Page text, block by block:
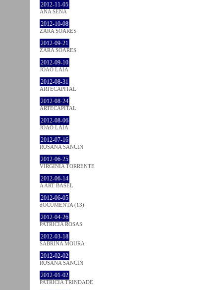
2012-11-05
ANA SENA
2012-10-08
ZARA SOARES
2012-09-21
ZARA SOARES
2012-09-10
JOÃO LAIA
2012-08-31
ARTECAPITAL
2012-08-24
ARTECAPITAL
2012-08-06
JOÃO LAIA
2012-07-16
ROSANA SANCIN
2012-06-25
VIRGINIA TORRENTE
2012-06-14
A ART BASEL
2012-06-05
dOCUMENTA (13)
2012-04-26
PATRÍCIA ROSAS
2012-03-18
SABRINA MOURA
2012-02-02
ROSANA SANCIN
2012-01-02
PATRÍCIA TRINDADE